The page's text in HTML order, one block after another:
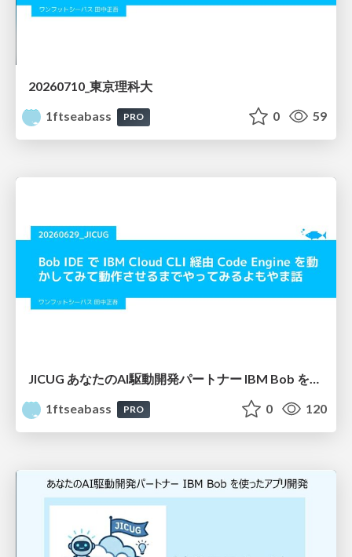
20260710_東京理科大
1ftseabass
PRO 0 59
JICUG あなたのAI駆動開発パートナー IBM Bob を使ったアプリ開発 vol.2
1ftseabass
PRO 0 120